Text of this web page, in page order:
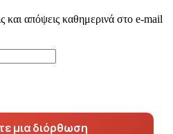
και απόψεις καθημερινά στο e-mail
μια διόρθωση